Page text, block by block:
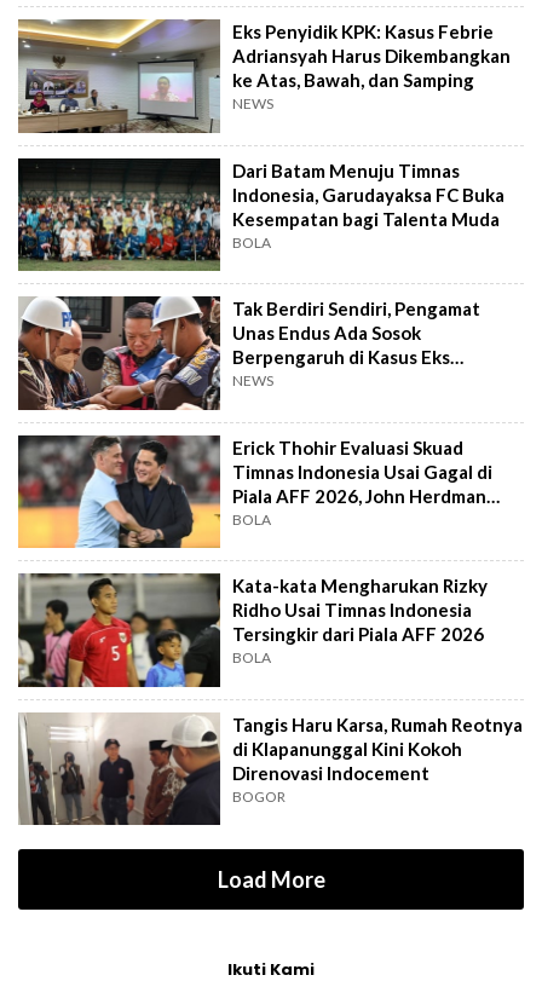
Eks Penyidik KPK: Kasus Febrie
Adriansyah Harus Dikembangkan
ke Atas, Bawah, dan Samping
NEWS
Dari Batam Menuju Timnas
Indonesia, Garudayaksa FC Buka
Kesempatan bagi Talenta Muda
BOLA
Tak Berdiri Sendiri, Pengamat
Unas Endus Ada Sosok
Berpengaruh di Kasus Eks
Jampidsus
NEWS
Erick Thohir Evaluasi Skuad
Timnas Indonesia Usai Gagal di
Piala AFF 2026, John Herdman
Out?
BOLA
Kata-kata Mengharukan Rizky
Ridho Usai Timnas Indonesia
Tersingkir dari Piala AFF 2026
BOLA
Tangis Haru Karsa, Rumah Reotnya
di Klapanunggal Kini Kokoh
Direnovasi Indocement
BOGOR
Load More
Ikuti Kami